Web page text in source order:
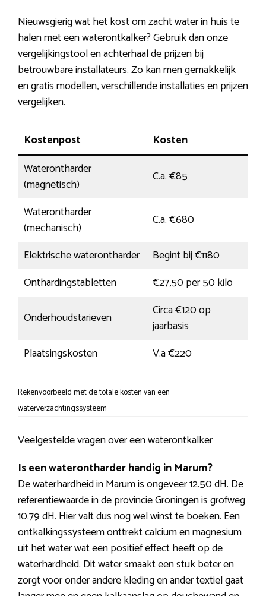
Nieuwsgierig wat het kost om zacht water in huis te
halen met een waterontkalker? Gebruik dan onze
vergelijkingstool en achterhaal de prijzen bij
betrouwbare installateurs. Zo kan men gemakkelijk
en gratis modellen, verschillende installaties en prijzen
vergelijken.
Kostenpost
Kosten
Waterontharder
(magnetisch)
C.a. €85
Waterontharder
(mechanisch)
C.a. €680
Elektrische waterontharder
Begint bij €1180
Onthardingstabletten
€27,50 per 50 kilo
Onderhoudstarieven
Circa €120 op
jaarbasis
Plaatsingskosten
V.a €220
Rekenvoorbeeld met de totale kosten van een
waterverzachtingssysteem
Veelgestelde vragen over een waterontkalker
Is een waterontharder handig in Marum?
De waterhardheid in Marum is ongeveer 12.50 dH. De
referentiewaarde in de provincie Groningen is grofweg
10.79 dH. Hier valt dus nog wel winst te boeken. Een
ontkalkingssysteem onttrekt calcium en magnesium
uit het water wat een positief effect heeft op de
waterhardheid. Dit water smaakt een stuk beter en
zorgt voor onder andere kleding en ander textiel gaat